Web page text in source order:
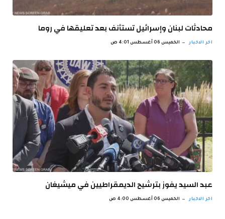
محادثات لبنان وإسرائيل تستأنف بعد تعليقها في روما
اخر الاخبار الخميس 06 أغسطس 4:01 ص
عبد السيد يفوز بترشيح الديمقراطيين في ميشيغان
اخر الاخبار الخميس 06 أغسطس 4:00 ص